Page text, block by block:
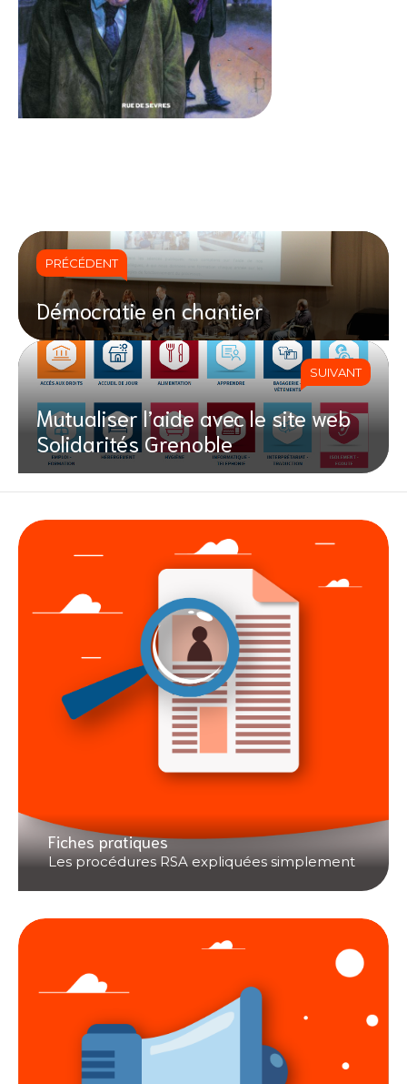
PRÉCÉDENT
Démocratie en chantier
SUIVANT
Mutualiser l’aide avec le site web
Solidarités Grenoble
Fiches pratiques
Les procédures RSA expliquées simplement